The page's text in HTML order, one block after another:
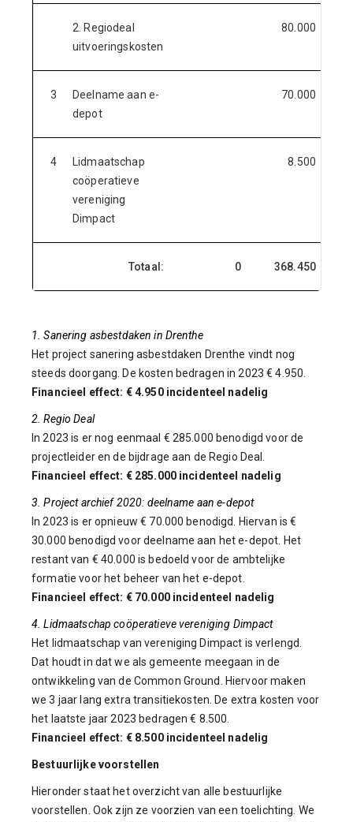
2. Regiodeal
uitvoeringskosten
80.000
3
Deelname aan e-
depot
70.000
4
Lidmaatschap
coöperatieve
vereniging
Dimpact
8.500
Totaal: 0 368.450
1. Sanering asbestdaken in Drenthe
Het project sanering asbestdaken Drenthe vindt nog
steeds doorgang. De kosten bedragen in 2023 € 4.950.
Financieel effect: € 4.950 incidenteel nadelig
2. Regio Deal
In 2023 is er nog eenmaal € 285.000 benodigd voor de
projectleider en de bijdrage aan de Regio Deal.
Financieel effect: € 285.000 incidenteel nadelig
3. Project archief 2020: deelname aan e-depot
In 2023 is er opnieuw € 70.000 benodigd. Hiervan is €
30.000 benodigd voor deelname aan het e-depot. Het
restant van € 40.000 is bedoeld voor de ambtelijke
formatie voor het beheer van het e-depot.
Financieel effect: € 70.000 incidenteel nadelig
4. Lidmaatschap coöperatieve vereniging Dimpact
Het lidmaatschap van vereniging Dimpact is verlengd.
Dat houdt in dat we als gemeente meegaan in de
ontwikkeling van de Common Ground. Hiervoor maken
we 3 jaar lang extra transitiekosten. De extra kosten voor
het laatste jaar 2023 bedragen € 8.500.
Financieel effect: € 8.500 incidenteel nadelig
Bestuurlijke voorstellen
Hieronder staat het overzicht van alle bestuurlijke
voorstellen. Ook zijn ze voorzien van een toelichting. We